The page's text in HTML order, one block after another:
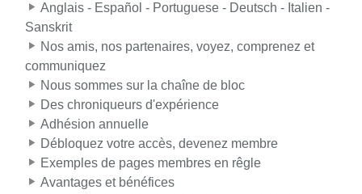
Anglais - Español - Portuguese - Deutsch - Italien -
Sanskrit
Nos amis, nos partenaires, voyez, comprenez et
communiquez
Nous sommes sur la chaîne de bloc
Des chroniqueurs d'expérience
Adhésion annuelle
Débloquez votre accès, devenez membre
Exemples de pages membres en rêgle
Avantages et bénéfices